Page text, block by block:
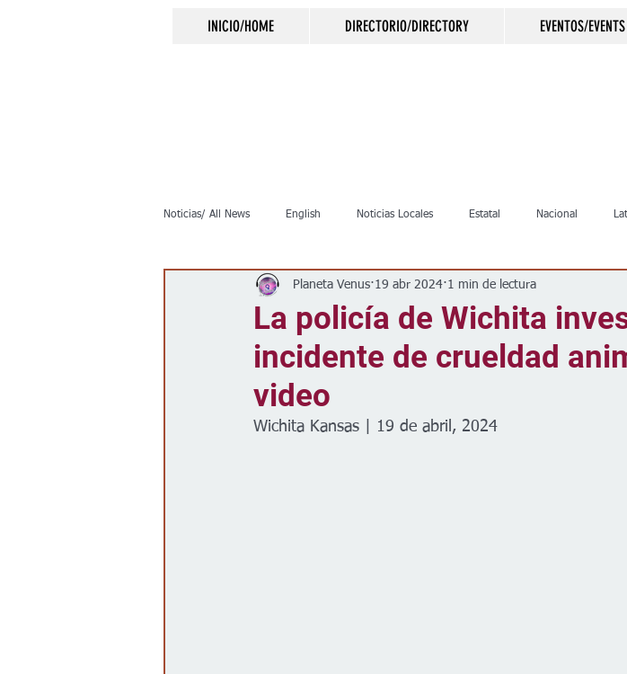
INICIO/HOME DIRECTORIO/DIRECTORY EVENTOS/EVENTS
Noticias/ All News English Noticias Locales Estatal Nacional
Inmigración Crimen Negocios Salud Arte & Cultura
Clima Vivienda Escuelas Calles
Espectáculos
La policía de Wichita
incidente de crueldad
video
Planeta Venus 19 abr 2024 1 min de lectura
Wichita Kansas | 19 de abril, 2024